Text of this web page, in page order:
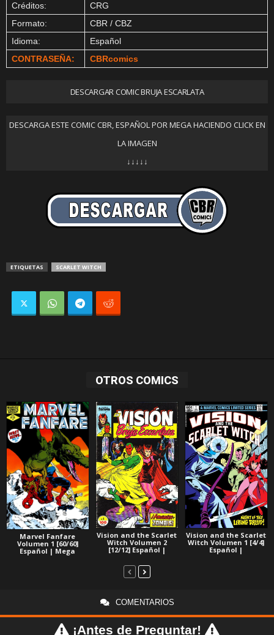
Créditos:
CRG
Formato:
CBR / CBZ
Idioma:
Español
CONTRASEÑA:
CBRcomics
DESCARGAR COMIC BRUJA ESCARLATA
DESCARGA ESTE COMIC CBR, ESPAÑOL POR MEGA HACIENDO CLICK EN
LA IMAGEN
↓↓↓↓↓
ETIQUETAS SCARLET WITCH
OTROS COMICS
Marvel Fanfare
Volumen 1 [60/60]
Español | Mega
Vision and the Scarlet
Witch Volumen 2
[12/12] Español |
Vision and the Scarlet
Witch Volumen 1 [4/4]
Español |
COMENTARIOS
¡Antes de Preguntar!